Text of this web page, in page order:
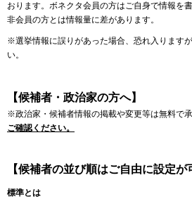
おります。ボネクタ会員の方はご自身で情報を
非会員の方とは情報量に差があります。
※選挙情報に誤りがあった場合、恐れ入りますが
い。
【候補者・政治家の方へ】
※政治家・候補者情報の掲載や変更等は無料で承
ご確認ください。
【候補者の並び順はご自由に設定が
標準とは